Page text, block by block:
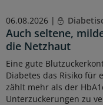
06.08.2026 |
Auch seltene,
die Netzhaut
Eine gute
Diabetes das Risiko für
zählt mehr als der
Unterzuckerungen zu